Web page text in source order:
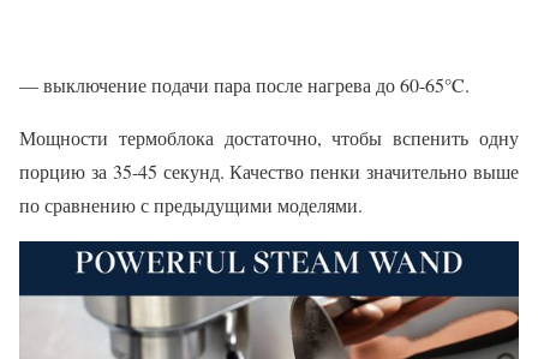
— выключение подачи пара после нагрева до 60-65°C.
Мощности термоблока достаточно, чтобы вспенить одну
порцию за 35-45 секунд. Качество пенки значительно выше
по сравнению с предыдущими моделями.